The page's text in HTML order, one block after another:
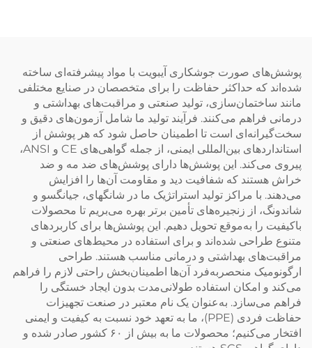
پوشش‌های صورت جوشکاری آیبویت با مواد پیشرفته‌ای ساخته
شده‌اند که حداکثر حفاظت را برای متخصصان در صنایع مختلفی
مانند ساختمان‌سازی، تولید صنعتی و مراقبت‌های بهداشتی و
درمانی فراهم می‌کنند. فرآیند تولید ما شامل آزمون‌های دقیق و
سخت‌گیرانه‌ای است تا اطمینان حاصل شود که هر پوشش از
استانداردهای بین‌المللی ایمنی، از جمله گواهی‌های CE و ANSI،
پیروی می‌کند. این پوشش‌ها دارای پوشش‌های ضد مه و ضد
خراش هستند که شفافیت دید و مقاومت آن‌ها را افزایش
می‌دهند. با مراکز تولید استراتژیک ما در شانگهای، جیانگسو و
شاندونگ، از زنجیره‌های تأمین برتر بهره می‌بریم تا محصولات
باکیفیت را به‌موقع تحویل دهیم. این پوشش‌ها برای کاربردهای
متنوع طراحی شده‌اند و برای استفاده در محیط‌های صنعتی و
مراقبت‌های بهداشتی و درمانی مناسب هستند. طراحی
ارگونومیک منحصر‌به‌فرد آن‌ها اطمینان‌بخش راحتی لازم را فراهم
می‌کند و امکان استفاده طولانی‌مدت بدون ایجاد خستگی را
فراهم می‌سازد. به‌عنوان یک نام معتبر در صنعت تجهیزات
حفاظت فردی (PPE)، ما به تعهد خود نسبت به کیفیت و ایمنی
افتخار می‌کنیم؛ محصولات ما به بیش از ۶۰ کشور صادر شده و